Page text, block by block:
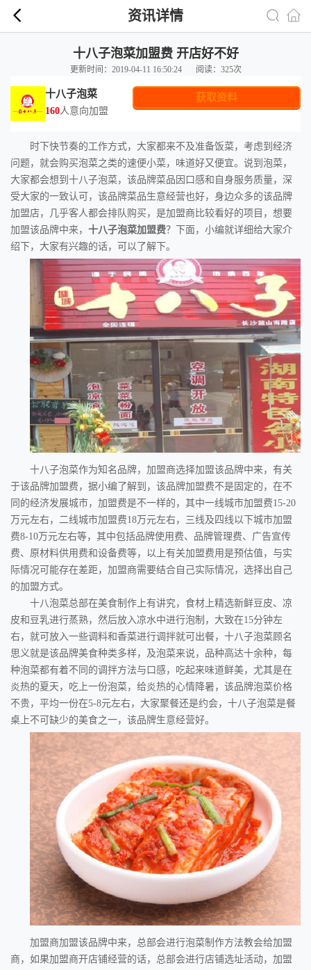
资讯详情
十八子泡菜加盟费 开店好不好
更新时间：2019-04-11 16:50:24 阅读：325次
十八子泡菜
160人意向加盟
获取资料
时下快节奏的工作方式，大家都来不及准备饭菜，考虑到经济
问题，就会购买泡菜之类的速便小菜，味道好又便宜。说到泡菜，
大家都会想到十八子泡菜，该品牌菜品因口感和自身服务质量，深
受大家的一致认可，该品牌菜品生意经营也好，身边众多的该品牌
加盟店，几乎客人都会排队购买，是加盟商比较看好的项目，想要
加盟该品牌中来， 十八子泡菜加盟费？下面，小编就详细给大家介
绍下，大家有兴趣的话，可以了解下。
十八子泡菜作为知名品牌，加盟商选择加盟该品牌中来，有关
于该品牌加盟费，据小编了解到，该品牌加盟费不是固定的，在不
同的经济发展城市，加盟费是不一样的，其中一线城市加盟费15-20
万元左右，二线城市加盟费18万元左右，三线及四线以下城市加盟
费8-10万元左右等，其中包括品牌使用费、品牌管理费、广告宣传
费、原材料供用费和设备费等，以上有关加盟费用是预估值，与实
际情况可能存在差距，加盟商需要结合自己实际情况，选择出自己
的加盟方式。
十八泡菜总部在美食制作上有讲究，食材上精选新鲜豆皮、凉
皮和豆乳进行蒸熟，然后放入凉水中进行泡制，大致在15分钟左
右，就可放入一些调料和香菜进行调拌就可出餐，十八子泡菜顾名
思义就是该品牌美食种类多样，及泡菜来说，品种高达十余种，每
种泡菜都有着不同的调拌方法与口感，吃起来味道鲜美，尤其是在
炎热的夏天，吃上一份泡菜，给炎热的心情降暑，该品牌泡菜价格
不贵，平均一份在5-8元左右，大家聚餐还是约会，十八子泡菜是餐
桌上不可缺少的美食之一，该品牌生意经营好。
加盟商加盟该品牌中来，总部会进行泡菜制作方法教会给加盟
商，如果加盟商开店铺经营的话，总部会进行店铺选址活动，加盟